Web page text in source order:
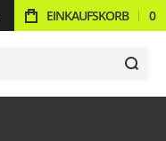
EINKAUFSKORB 0